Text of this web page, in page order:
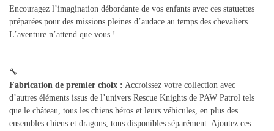
Encouragez l’imagination débordante de vos enfants avec ces statuettes
préparées pour des missions pleines d’audace au temps des chevaliers.
L’aventure n’attend que vous !
🔧
Fabrication de premier choix : Accroissez votre collection avec
d’autres éléments issus de l’univers Rescue Knights de PAW Patrol tels
que le château, tous les chiens héros et leurs véhicules, en plus des
ensembles chiens et dragons, tous disponibles séparément. Ajoutez ces